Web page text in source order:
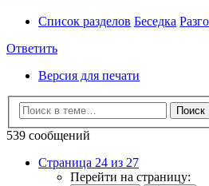
Список разделов Беседка
Ответить
Версия для печати
Поиск
539 сообщений
Страница 24 из 27
Перейти на страницу: